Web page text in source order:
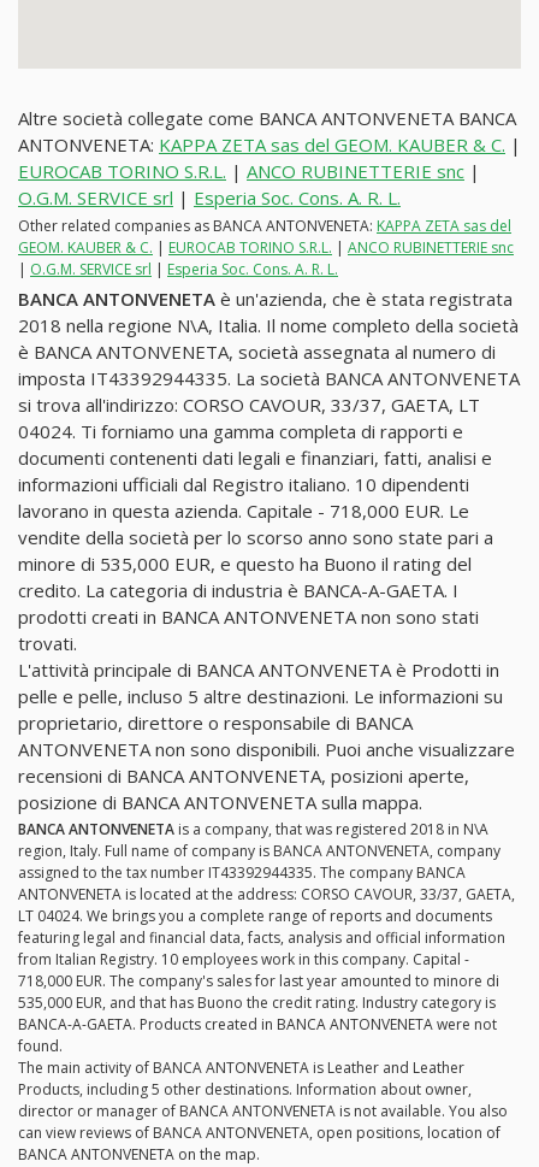
Altre società collegate come BANCA ANTONVENETA BANCA
ANTONVENETA: KAPPA ZETA sas del GEOM. KAUBER & C. |
EUROCAB TORINO S.R.L. | ANCO RUBINETTERIE snc |
O.G.M. SERVICE srl | Esperia Soc. Cons. A. R. L.
Other related companies as BANCA ANTONVENETA: KAPPA ZETA sas del
GEOM. KAUBER & C. | EUROCAB TORINO S.R.L. | ANCO RUBINETTERIE snc
| O.G.M. SERVICE srl | Esperia Soc. Cons. A. R. L.
BANCA ANTONVENETA è un'azienda, che è stata registrata
2018 nella regione N\A, Italia. Il nome completo della società
è BANCA ANTONVENETA, società assegnata al numero di
imposta IT43392944335. La società BANCA ANTONVENETA
si trova all'indirizzo: CORSO CAVOUR, 33/37, GAETA, LT
04024. Ti forniamo una gamma completa di rapporti e
documenti contenenti dati legali e finanziari, fatti, analisi e
informazioni ufficiali dal Registro italiano. 10 dipendenti
lavorano in questa azienda. Capitale - 718,000 EUR. Le
vendite della società per lo scorso anno sono state pari a
minore di 535,000 EUR, e questo ha Buono il rating del
credito. La categoria di industria è BANCA-A-GAETA. I
prodotti creati in BANCA ANTONVENETA non sono stati
trovati.
L'attività principale di BANCA ANTONVENETA è Prodotti in
pelle e pelle, incluso 5 altre destinazioni. Le informazioni su
proprietario, direttore o responsabile di BANCA
ANTONVENETA non sono disponibili. Puoi anche visualizzare
recensioni di BANCA ANTONVENETA, posizioni aperte,
posizione di BANCA ANTONVENETA sulla mappa.
BANCA ANTONVENETA is a company, that was registered 2018 in N\A
region, Italy. Full name of company is BANCA ANTONVENETA, company
assigned to the tax number IT43392944335. The company BANCA
ANTONVENETA is located at the address: CORSO CAVOUR, 33/37, GAETA,
LT 04024. We brings you a complete range of reports and documents
featuring legal and financial data, facts, analysis and official information
from Italian Registry. 10 employees work in this company. Capital -
718,000 EUR. The company's sales for last year amounted to minore di
535,000 EUR, and that has Buono the credit rating. Industry category is
BANCA-A-GAETA. Products created in BANCA ANTONVENETA were not
found.
The main activity of BANCA ANTONVENETA is Leather and Leather
Products, including 5 other destinations. Information about owner,
director or manager of BANCA ANTONVENETA is not available. You also
can view reviews of BANCA ANTONVENETA, open positions, location of
BANCA ANTONVENETA on the map.